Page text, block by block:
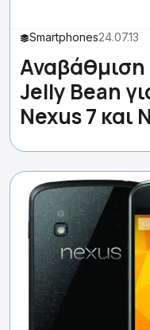
Smartphones24.07.13
Αναβάθμιση
Jelly Bean
Nexus 7 και